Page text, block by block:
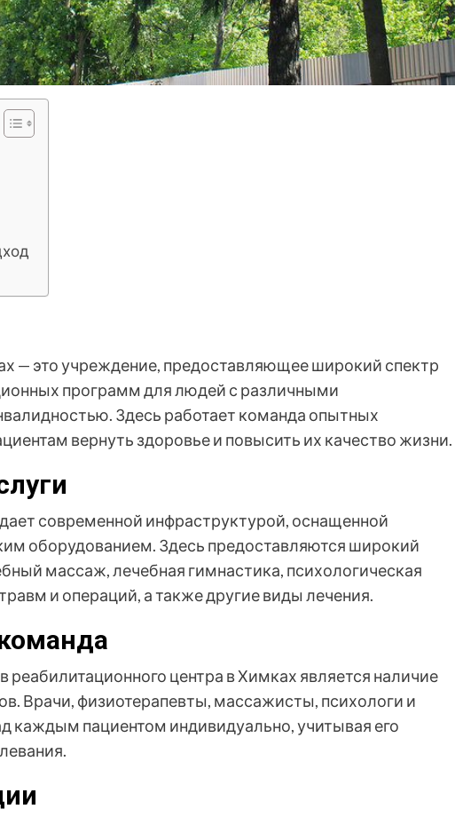
— это учреждение, предоставляющее широкий спектр
программ для людей с различными
Здесь работает команда опытных
вернуть здоровье и повысить их качество жизни.
современной инфраструктурой, оснащенной
оборудованием. Здесь предоставляются широкий
массаж, лечебная гимнастика, психологическая
и операций, а также другие виды лечения.
центра в Химках является наличие
Врачи, физиотерапевты, массажисты, психологи и
каждым пациентом индивидуально, учитывая его